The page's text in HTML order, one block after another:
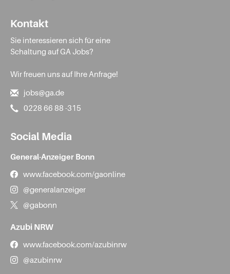
Kontakt
Sie interessieren sich für eine
Schaltung auf GA Jobs?
Wir freuen uns auf Ihre Anfrage!
jobs@ga.de
0228 66 88 -315
Social Media
General-Anzeiger Bonn
www.facebook.com/gaonline
@generalanzeiger
@gabonn
Azubi NRW
www.facebook.com/azubinrw
@azubinrw